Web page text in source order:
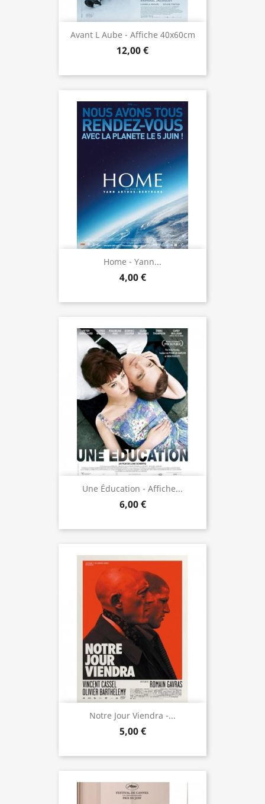
Avant L Aube - Affiche 40x60cm
12,00 €
Home - Yann...
4,00 €
Une Éducation - Affiche...
6,00 €
Notre Jour Viendra -...
5,00 €